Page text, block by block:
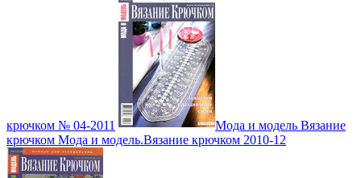
крючком № 04-2011
Мода и модель Вязание
крючком Мода и модель.Вязание крючком 2010-12